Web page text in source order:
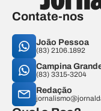
Contate-nos
João Pessoa
(83) 2106.1892
Campina
(83) 3315-3204
Redação